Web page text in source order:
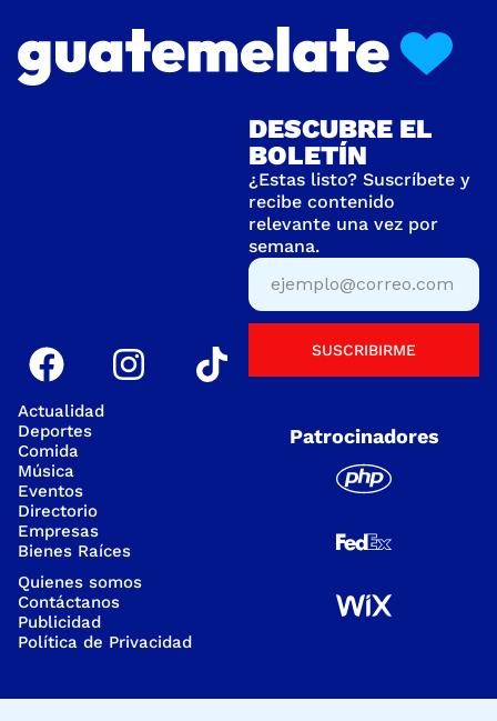
Actualidad
Deportes
Comida
Música
Eventos
Directorio
Empresas
Bienes Raíces
Quienes somos
Contáctanos
Publicidad
Política de Privacidad
DESCUBRE EL
BOLETÍN
¿Estas listo? Suscríbete y
recibe contenido
relevante una vez por
semana.
SUSCRIBIRME
Patrocinadores